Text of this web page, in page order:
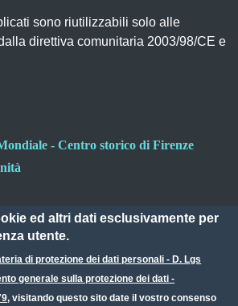
sono riutilizzabili solo alle
direttiva comunitaria 2003/98/CE e
- Centro storico di Firenze
section
ed altri dati esclusivamente per
utente.
di protezione dei dati personali - D. Lgs
generale sulla protezione dei dati -
, visitando questo sito date il vostro consenso